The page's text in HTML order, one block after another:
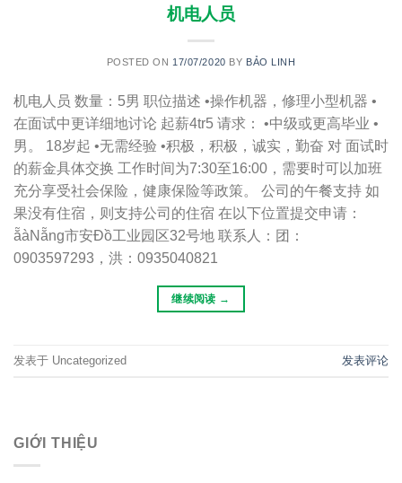
机电人员
POSTED ON 17/07/2020 BY BẢO LINH
机电人员 数量：5男 职位描述 •操作机器，修理小型机器 •
在面试中更详细地讨论 起薪4tr5 请求： •中级或更高毕业 •
男。 18岁起 •无需经验 •积极，积极，诚实，勤奋 对 面试时
的薪金具体交换 工作时间为7:30至16:00，需要时可以加班
充分享受社会保险，健康保险等政策。 公司的午餐支持 如
果没有住宿，则支持公司的住宿 在以下位置提交申请：
ẵàNẵng市安Đồ工业园区32号地 联系人：团：
0903597293，洪：0935040821
继续阅读 →
发表于 Uncategorized 发表评论
GIỚI THIỆU